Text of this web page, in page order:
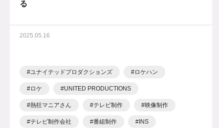
る
2025.05.16
ユナイテッドプロダクションズ ロケハン
ロケ UNITED PRODUCTIONS
熱狂マニアさん テレビ制作 映像制作
テレビ制作会社 番組制作 INS